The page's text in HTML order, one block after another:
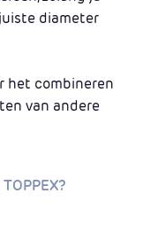
diameter
het combineren
van andere